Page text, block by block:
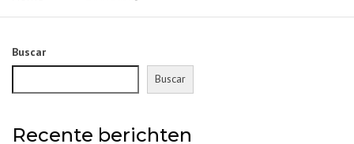
Buscar
Buscar
Recente berichten